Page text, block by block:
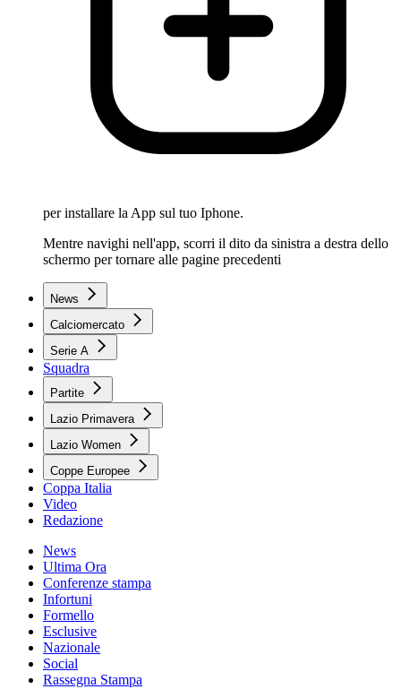
per installare la App sul tuo Iphone.
Mentre navighi nell'app, scorri il dito da sinistra a destra dello
schermo per tornare alle pagine precedenti
News
Calciomercato
Serie A
Squadra
Partite
Lazio Primavera
Lazio Women
Coppe Europee
Coppa Italia
Video
Redazione
News
Ultima Ora
Conferenze stampa
Infortuni
Formello
Esclusive
Nazionale
Social
Rassegna Stampa